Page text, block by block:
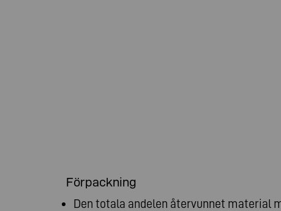
Förpackning
Den totala andelen återvunnet material